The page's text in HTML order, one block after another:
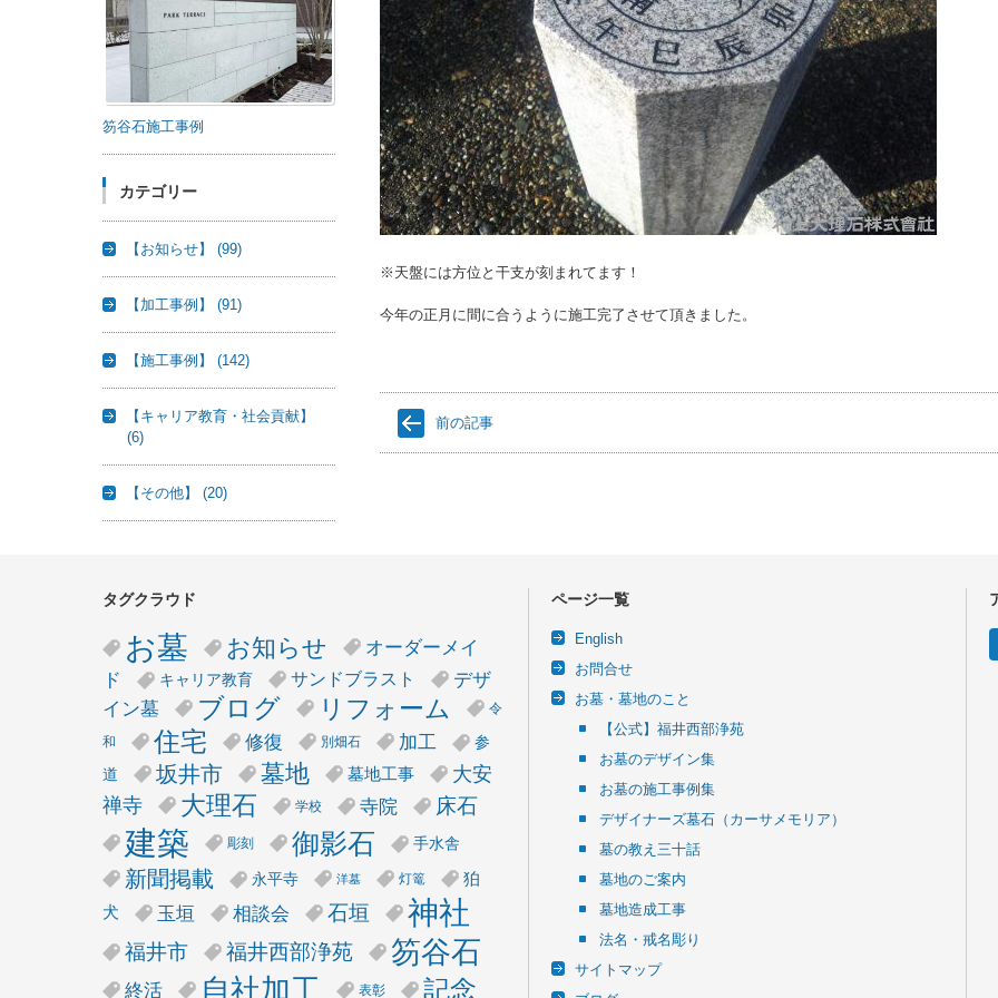
※天盤には方位と干支が刻まれてます！
今年の正月に間に合うように施工完了させて頂きました。
前の記事
笏谷石施工事例
カテゴリー
【お知らせ】 (99)
【加工事例】 (91)
【施工事例】 (142)
【キャリア教育・社会貢献】
(6)
【その他】 (20)
タグクラウド
お墓 お知らせ
オーダーメイ
ド
キャリア教育 サンドブラスト
デザ
イン墓
ブログ リフォーム 令
和 住宅 修復 別畑石 加工
参
道
坂井市 墓地 墓地工事
大安
禅寺
大理石 学校 寺院 床石
建築 彫刻 御影石 手水舎
新聞掲載 永平寺 洋墓 灯篭
狛
犬
玉垣 相談会 石垣 神社
福井市 福井西部浄苑 笏谷石
終活 自社加工 表彰 記念
ページ一覧
English
お問合せ
お墓・墓地のこと
【公式】福井西部浄苑
お墓のデザイン集
お墓の施工事例集
デザイナーズ墓石（カーサメモリア）
墓の教え三十話
墓地のご案内
墓地造成工事
法名・戒名彫り
サイトマップ